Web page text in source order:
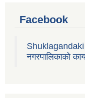
Facebook
नगरपालिकाको